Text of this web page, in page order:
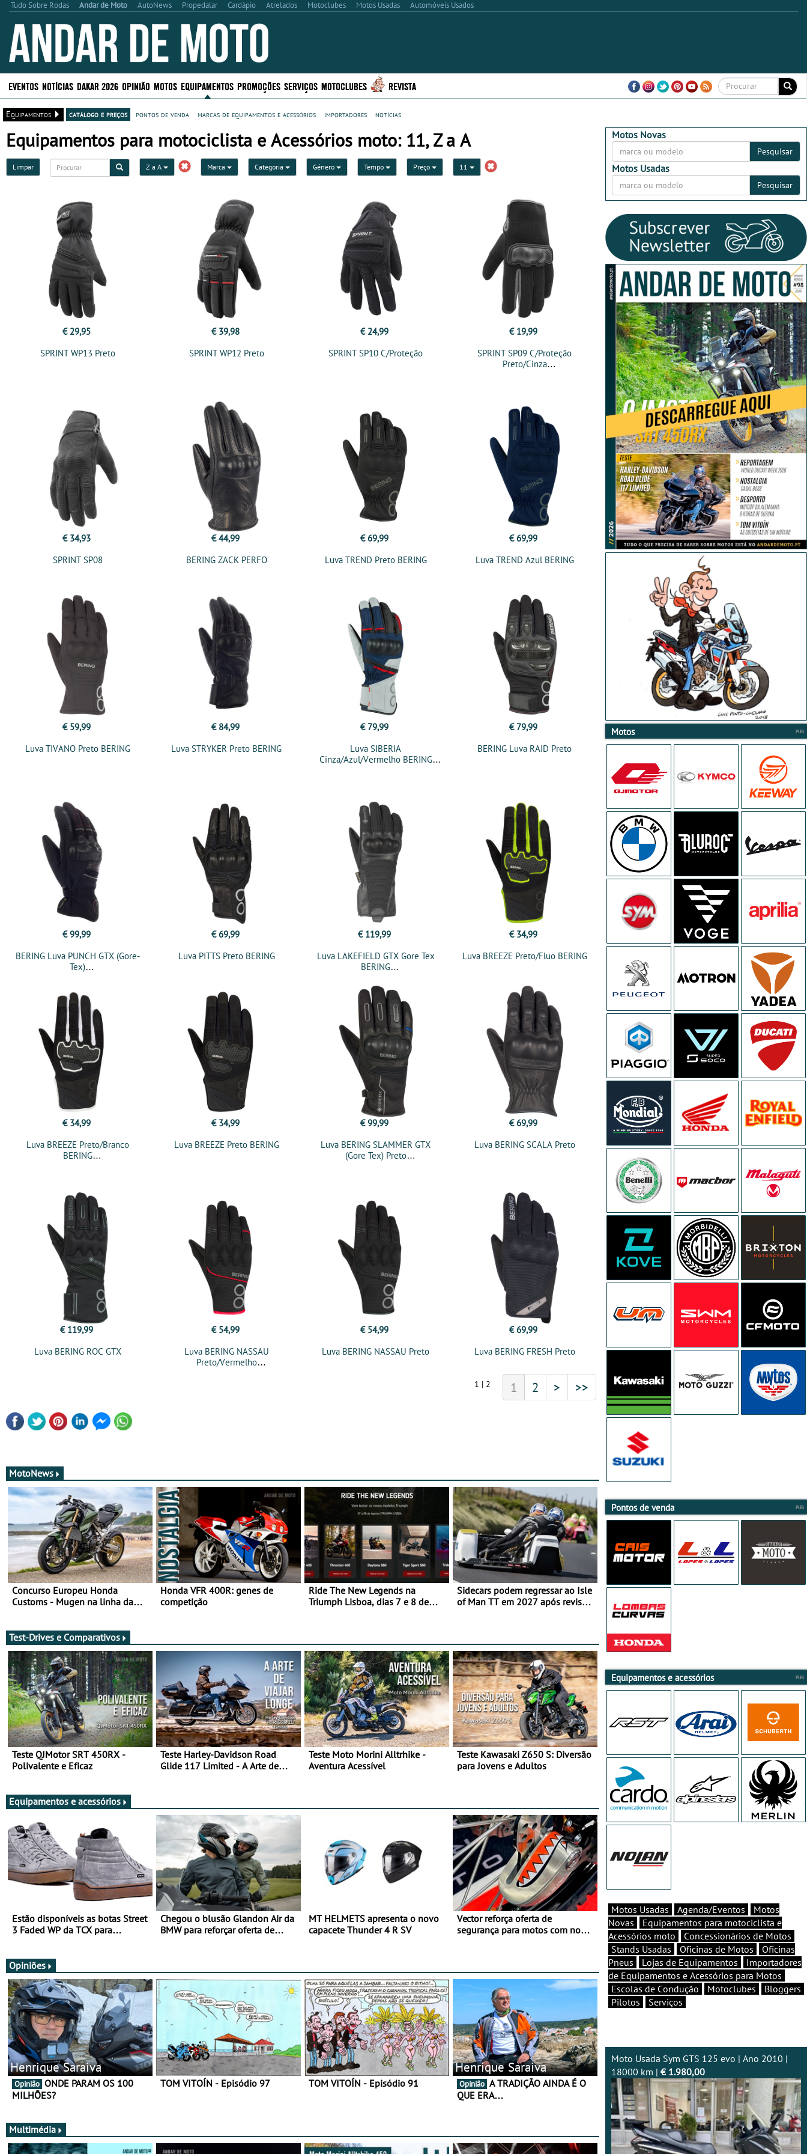
Tudo Sobre Rodas Andar de Moto AutoNews Propedalar Cardápio Atrelados Motoclubes Motos Usadas Automóveis Usados
EVENTOS NOTÍCIAS DAKAR 2026 OPINIÃO MOTOS EQUIPAMENTOS PROMOÇÕES SERVIÇOS MOTOCLUBES REVISTA
Equipamentos catálogo e preços pontos de venda marcas de equipamentos e acessórios importadores notícias
Equipamentos para motociclista e Acessórios moto: 11, Z a A
Limpar Z a A Marca Categoria Género Tempo Preço 11
€ 29,95
SPRINT WP13 Preto
€ 39,98
SPRINT WP12 Preto
€ 24,99
SPRINT SP10 C/Proteção
€ 19,99
SPRINT SP09 C/Proteção
Preto/Cinza
€ 34,93
SPRINT SP08
€ 44,99
BERING ZACK PERFO
€ 69,99
Luva TREND Preto BERING
€ 69,99
Luva TREND Azul BERING
€ 59,99
Luva TIVANO Preto BERING
€ 84,99
Luva STRYKER Preto BERING
€ 79,99
Luva SIBERIA
Cinza/Azul/Vermelho BERING
€ 79,99
BERING Luva RAID Preto
€ 99,99
BERING Luva PUNCH GTX (Gore-
Tex)
€ 69,99
Luva PITTS Preto BERING
€ 119,99
Luva LAKEFIELD GTX Gore Tex
BERING
€ 34,99
Luva BREEZE Preto/Fluo BERING
€ 34,99
Luva BREEZE Preto/Branco
BERING
€ 34,99
Luva BREEZE Preto BERING
€ 99,99
Luva BERING SLAMMER GTX
(Gore Tex) Preto
€ 69,99
Luva BERING SCALA Preto
€ 119,99
Luva BERING ROC GTX
€ 54,99
Luva BERING NASSAU
Preto/Vermelho
€ 54,99
Luva BERING NASSAU Preto
€ 69,99
Luva BERING FRESH Preto
1 | 2 1 2 > >>
MotoNews
Concurso Europeu Honda
Customs - Mugen na linha da
Honda VFR 400R: genes de
competição
Ride The New Legends na
Triumph Lisboa, dias 7 e 8 de
Sidecars podem regressar ao Isle
of Man TT em 2027 após revisão
Test-Drives e Comparativos
Teste QJMotor SRT 450RX -
Polivalente e Eficaz
Teste Harley-Davidson Road
Glide 117 Limited - A Arte de
Teste Moto Morini Alltrhike -
Aventura Acessível
Teste Kawasaki Z650 S: Diversão
para Jovens e Adultos
Equipamentos e acessórios
Estão disponíveis as botas Street
3 Faded WP da TCX para
Chegou o blusão Glandon Air da
BMW para reforçar oferta de
MT HELMETS apresenta o novo
capacete Thunder 4 R SV
Vector reforça oferta de
segurança para motos com nova
Opiniões
Henrique Saraiva
Opinião
MILHÕES?
TOM VITOÍN - Episódio 97 TOM VITOÍN - Episódio 91
Henrique Saraiva
Opinião
QUE ERA…
Multimédia
Motos Novas
Pesquisar
Motos Usadas
Pesquisar
Motos
Pontos de venda
Equipamentos e acessórios
Motos Usadas Agenda/Eventos
Motos
Novas
Equipamentos para motociclista e
Acessórios moto
Concessionários de Motos
Stands Usadas
Oficinas de Motos
Oficinas
Pneus
Lojas de Equipamentos
Importadores
de Equipamentos e Acessórios para Motos
Escolas de Condução
Motoclubes
Bloggers
Pilotos
Serviços
Moto Usada Sym GTS 125 evo | Ano 2010 |
18000 km | € 1.980,00